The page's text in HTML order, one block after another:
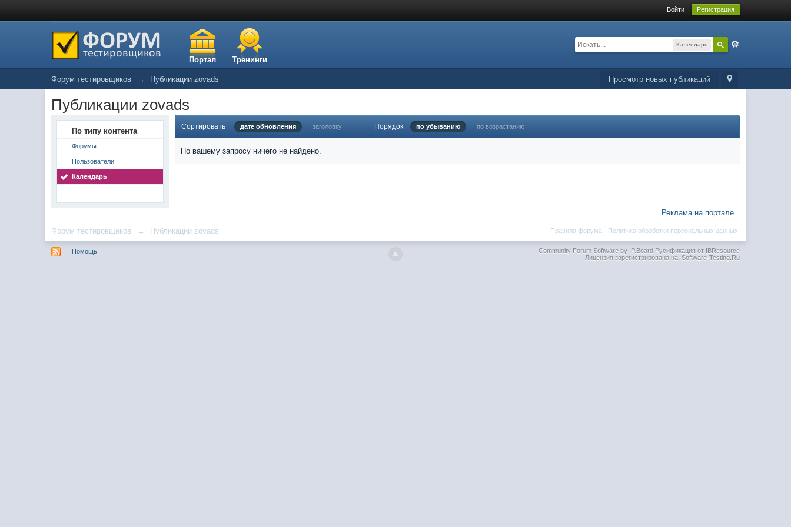
Войти Регистрация
Портал Тренинги
Календарь
Просмотр новых публикаций
Форум тестировщиков → Публикации zovads
Публикации zovads
По типу контента
Форумы
Пользователи
Календарь
Сортировать дате обновления заголовку Порядок по убыванию по возрастанию
По вашему запросу ничего не найдено.
Реклама на портале
Форум тестировщиков → Публикации zovads Политика обработки персональных данных
Правила форума ·
Помощь Community Forum Software by IP.BoardРусификация от IBResource
Лицензия зарегистрирована на: Software-Testing.Ru